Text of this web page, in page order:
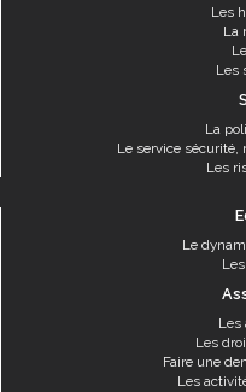
Les
La
Les
La
Le service sécurité,
Les
Le
Les
Les
Faire une
Les